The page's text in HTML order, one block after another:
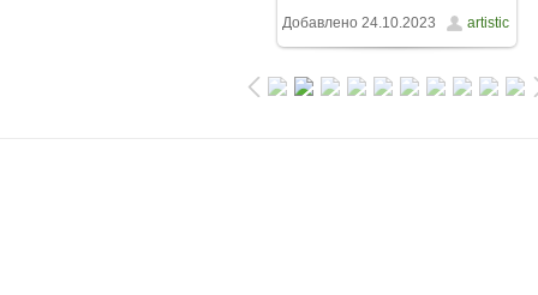
Добавлено 24.10.2023 artistic